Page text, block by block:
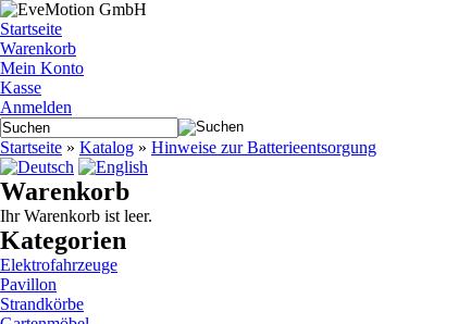
Startseite
Warenkorb
Mein Konto
Kasse
Anmelden
Startseite » Katalog » Hinweise zur Batterieentsorgung
Warenkorb
Ihr Warenkorb ist leer.
Kategorien
Elektrofahrzeuge
Pavillon
Strandkörbe